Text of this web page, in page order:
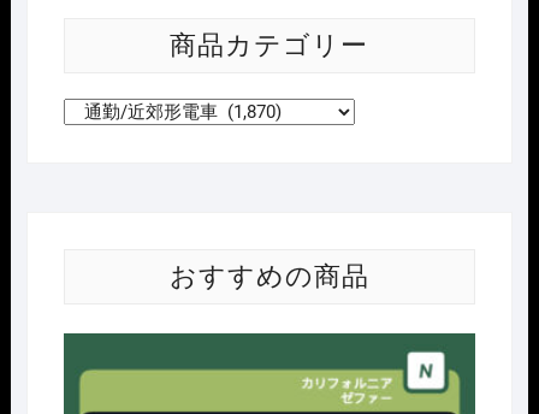
商品カテゴリー
おすすめの商品